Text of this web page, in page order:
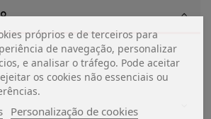
próprios e de terceiros para
de navegação, personalizar
e analisar o tráfego. Pode aceitar
os cookies não essenciais ou
Personalização de cookies